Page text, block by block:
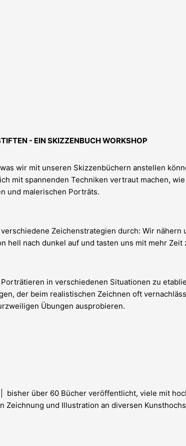
- EIN SKIZZENBUCH WORKSHOP
wir mit unseren Skizzenbüchern anstellen
mit spannenden Techniken vertraut machen,
und malerischen Porträts.
Zeichenstrategien durch: Wir
hell nach dunkel auf und tasten uns mit mehr
in verschiedenen Situationen zu
der beim realistischen Zeichnen oft
Übungen ausprobieren.
über 60 Bücher veröffentlicht, viele mit
und Illustration an diversen